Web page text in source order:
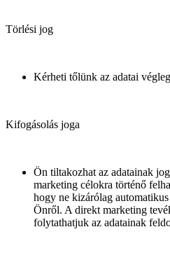
Törlési jog
Kérheti tőlünk az adatai
Kifogásolás joga
Ön tiltakozhat az adatainak
marketing célokra történő
hogy ne kizárólag
Önről. A direkt marketing
folytathatjuk az adatainak